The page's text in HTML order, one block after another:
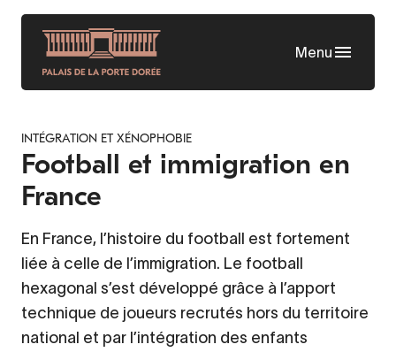
Aller
contenu
principal
Menu
INTÉGRATION ET XÉNOPHOBIE
Football et immigration en
France
En France, l’histoire du football est fortement
liée à celle de l’immigration. Le football
hexagonal s’est développé grâce à l’apport
technique de joueurs recrutés hors du territoire
national et par l’intégration des enfants